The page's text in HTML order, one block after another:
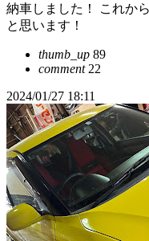
納車しました！ これか
と思います！
thumb_up 89
comment22
2024/01/27 18:11